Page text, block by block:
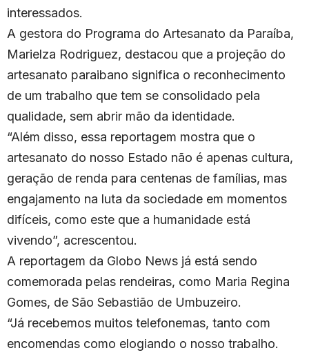
interessados.
A gestora do Programa do Artesanato da Paraíba,
Marielza Rodriguez, destacou que a projeção do
artesanato paraibano significa o reconhecimento
de um trabalho que tem se consolidado pela
qualidade, sem abrir mão da identidade.
“Além disso, essa reportagem mostra que o
artesanato do nosso Estado não é apenas cultura,
geração de renda para centenas de famílias, mas
engajamento na luta da sociedade em momentos
difíceis, como este que a humanidade está
vivendo”, acrescentou.
A reportagem da Globo News já está sendo
comemorada pelas rendeiras, como Maria Regina
Gomes, de São Sebastião de Umbuzeiro.
“Já recebemos muitos telefonemas, tanto com
encomendas como elogiando o nosso trabalho.